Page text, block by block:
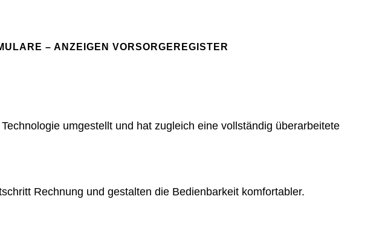
– ANZEIGEN VORSORGEREGISTER
umgestellt und hat zugleich eine vollständig überarbeitete
Rechnung und gestalten die Bedienbarkeit komfortabler.